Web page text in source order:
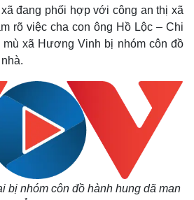
đang phối hợp với công an thị xã
rõ việc cha con ông Hồ Lộc – Chi
xã Hương Vinh bị nhóm côn đồ
bị nhóm côn đồ hành hung dã man